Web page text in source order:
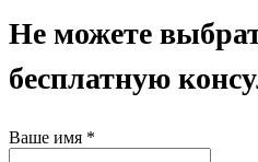
Не можете
бесплатную
Ваше имя *